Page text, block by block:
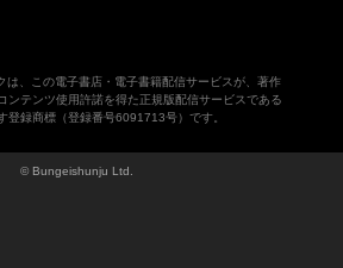
は、この電子書店・電子書籍配信サービスが、著作
ンテンツ使用許諾を得た正規版配信サービスである
登録商標（登録番号6091713号）です。
© Bungeishunju Ltd.